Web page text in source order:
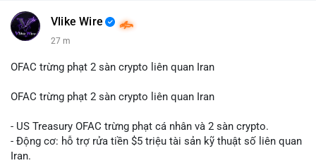
Vlike Wire
27 m
OFAC trừng phạt 2 sàn crypto liên quan Iran
OFAC trừng phạt 2 sàn crypto liên quan Iran
- US Treasury OFAC trừng phạt cá nhân và 2 sàn crypto.
- Động cơ: hỗ trợ rửa tiền $5 triệu tài sản kỹ thuật số liên quan
Iran.